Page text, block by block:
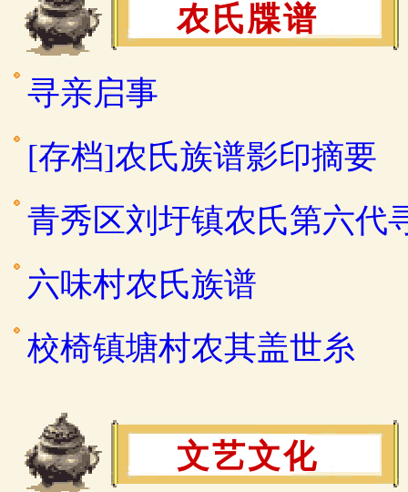
农氏牒谱
寻亲启事
[存档]农氏族谱影印摘要
青秀区刘圩镇农氏第六代
六味村农氏族谱
校椅镇塘村农其盖世糸
文艺文化